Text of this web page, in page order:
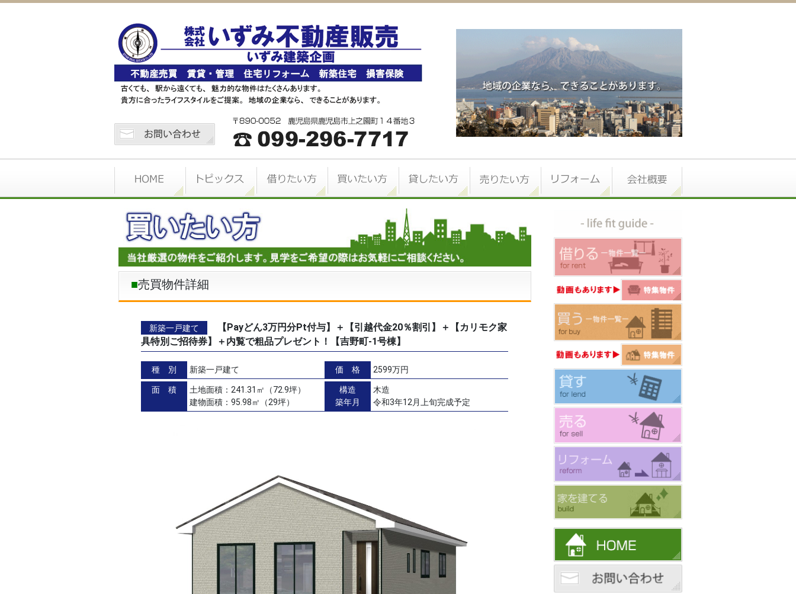
売買物件詳細
新築一戸建て
【Payどん3万円分Pt付与】＋【引越代金20％割引】＋【カリモク家
具特別ご招待券】＋内覧で粗品プレゼント！【吉野町-1号棟】
種 別 新築一戸建て 価 格 2599万円
面 積
土地面積：241.31㎡（72.9坪）
建物面積：95.98㎡（29坪）
構造
築年月
木造
令和3年12月上旬完成予定